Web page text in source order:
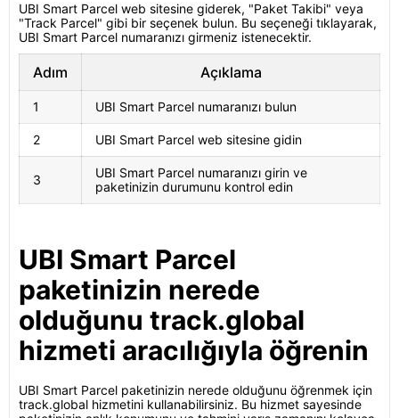
UBI Smart Parcel web sitesine giderek, "Paket Takibi" veya
"Track Parcel" gibi bir seçenek bulun. Bu seçeneği tıklayarak,
UBI Smart Parcel numaranızı girmeniz istenecektir.
Adım Açıklama
1 UBI Smart Parcel numaranızı bulun
2 UBI Smart Parcel web sitesine gidin
3
UBI Smart Parcel numaranızı girin ve
paketinizin durumunu kontrol edin
UBI Smart Parcel
paketinizin nerede
olduğunu track.global
hizmeti aracılığıyla öğrenin
UBI Smart Parcel paketinizin nerede olduğunu öğrenmek için
track.global hizmetini kullanabilirsiniz. Bu hizmet sayesinde